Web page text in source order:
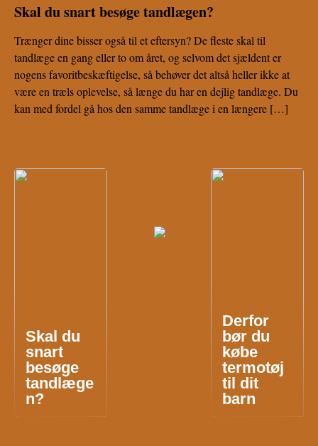
Skal du snart besøge tandlægen?
Trænger dine bisser også til et eftersyn? De fleste skal til
tandlæge en gang eller to om året, og selvom det sjældent er
nogens favoritbeskæftigelse, så behøver det altså heller ikke at
være en træls oplevelse, så længe du har en dejlig tandlæge. Du
kan med fordel gå hos den samme tandlæge i en længere […]
Skal du
snart
besøge
tandlæge
n?
Derfor
bør du
købe
termotøj
til dit
barn